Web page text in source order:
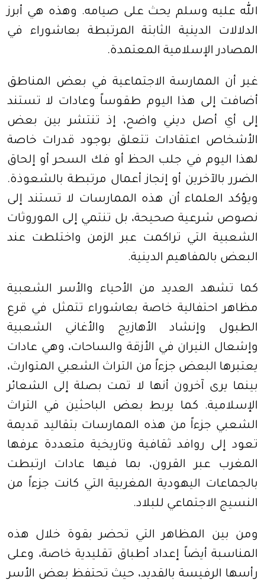
الله عليه وسلم يحث على صيامه. وهذه هي أبرز
الدلالات الدينية الثابتة المرتبطة بعاشوراء في
المصادر الإسلامية المعتمدة.
غير أن الممارسة الاجتماعية في بعض المناطق
أضافت إلى هذا اليوم طقوساً وعادات لا تستند
إلى أي أصل ديني واضح، إذ تنتشر بين بعض
الأشخاص اعتقادات تتعلق بوجود قدرات خاصة
لهذا اليوم في جلب الحظ أو فك السحر أو إلحاق
الضرر بالآخرين أو إنجاز أعمال مرتبطة بالشعوذة.
ويؤكد العلماء أن هذه الممارسات لا تستند إلى
نصوص شرعية صحيحة، بل تنتمي إلى الموروثات
الشعبية التي تراكمت عبر الزمن واختلطت عند
البعض بالمفاهيم الدينية.
كما تشهد العديد من الأحياء والأسر الشعبية
مظاهر احتفالية خاصة بعاشوراء تتمثل في قرع
الطبول وإنشاد الأهازيج والأغاني الشعبية
وإشعال النيران في الأزقة والساحات، وهي عادات
يعتبرها البعض جزءاً من التراث الشعبي المتوارث،
بينما يرى آخرون أنها لا تمت بصلة إلى الشعائر
الإسلامية. كما يربط بعض الباحثين في التراث
الشعبي جزءاً من هذه الممارسات بتقاليد قديمة
تعود إلى روافد ثقافية وتاريخية متعددة عرفها
المغرب عبر القرون، بما فيها عادات ارتبطت
بالجماعات اليهودية المغربية التي كانت جزءاً من
النسيج الاجتماعي للبلاد.
ومن بين المظاهر التي تحضر بقوة خلال هذه
المناسبة أيضاً إعداد أطباق تقليدية خاصة، وعلى
رأسها الرفيسة بالقديد، حيث تحتفظ بعض الأسر